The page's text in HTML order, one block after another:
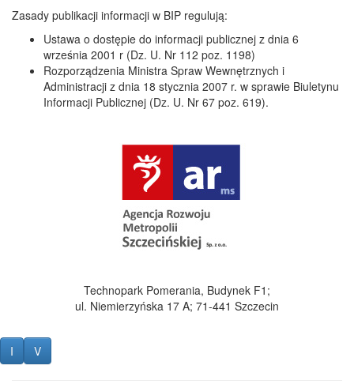
Zasady publikacji informacji w BIP regulują:
Ustawa o dostępie do informacji publicznej z dnia 6
września 2001 r (Dz. U. Nr 112 poz. 1198)
Rozporządzenia Ministra Spraw Wewnętrznych i
Administracji z dnia 18 stycznia 2007 r. w sprawie Biuletynu
Informacji Publicznej (Dz. U. Nr 67 poz. 619).
Technopark Pomerania, Budynek F1;
ul. Niemierzyńska 17 A; 71-441 Szczecin
I Informacja o wytworzeniu danych dla strony
VLista zmian na stronie